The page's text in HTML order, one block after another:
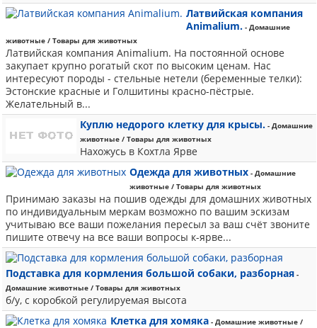
Латвийская компания
Animalium. - Домашние
животные / Товары для животных
Латвийская компания Animalium. На постоянной основе
закупает крупно рогатый скот по высоким ценам. Нас
интересуют породы - стельные нетели (беременные телки):
Эстонские красные и Голшитины красно-пёстрые.
Желательный в...
Куплю недорого клетку для крысы. - Домашние
животные / Товары для животных
Нахожусь в Кохтла Ярве
Одежда для животных - Домашние
животные / Товары для животных
Принимаю заказы на пошив одежды для домашних животных
по индивидуальным меркам возможно по вашим эскизам
учитываю все ваши пожелания пересыл за ваш счёт звоните
пишите отвечу на все ваши вопросы к-ярве...
Подставка для кормления большой собаки, разборная -
Домашние животные / Товары для животных
б/у, с коробкой регулируемая высота
Клетка для хомяка - Домашние животные /